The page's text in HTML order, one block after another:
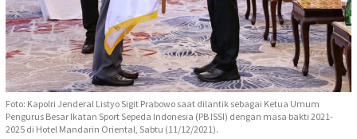
Foto: Kapolri Jenderal Listyo Sigit Prabowo saat dilantik sebagai Ketua Umum
Pengurus Besar Ikatan Sport Sepeda Indonesia (PB ISSI) dengan masa bakti 2021-
2025 di Hotel Mandarin Oriental, Sabtu (11/12/2021).